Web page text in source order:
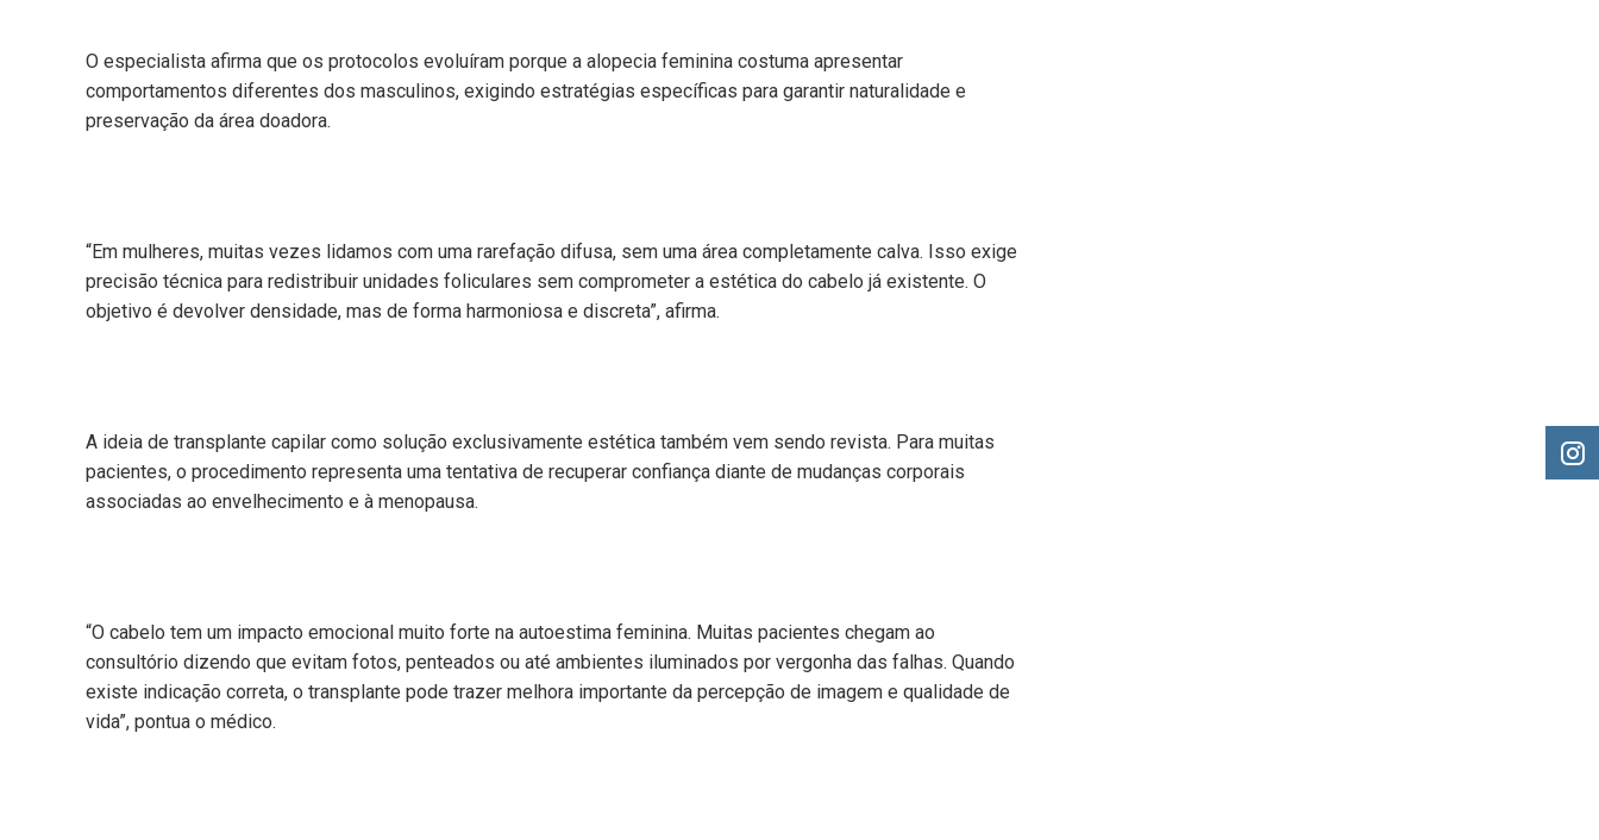
O especialista afirma que os protocolos evoluíram porque a alopecia feminina costuma apresentar
comportamentos diferentes dos masculinos, exigindo estratégias específicas para garantir naturalidade e
preservação da área doadora.
“Em mulheres, muitas vezes lidamos com uma rarefação difusa, sem uma área completamente calva. Isso exige
precisão técnica para redistribuir unidades foliculares sem comprometer a estética do cabelo já existente. O
objetivo é devolver densidade, mas de forma harmoniosa e discreta”, afirma.
A ideia de transplante capilar como solução exclusivamente estética também vem sendo revista. Para muitas
pacientes, o procedimento representa uma tentativa de recuperar confiança diante de mudanças corporais
associadas ao envelhecimento e à menopausa.
“O cabelo tem um impacto emocional muito forte na autoestima feminina. Muitas pacientes chegam ao
consultório dizendo que evitam fotos, penteados ou até ambientes iluminados por vergonha das falhas. Quando
existe indicação correta, o transplante pode trazer melhora importante da percepção de imagem e qualidade de
vida”, pontua o médico.